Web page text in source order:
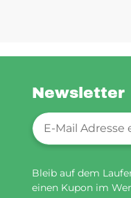
Newsletter
Newsletter-
Bleib auf dem
einen Kupon im